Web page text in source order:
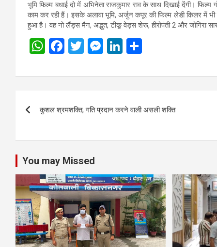
भूमि फिल्म बधाई दो में अभिनेता राजकुमार राव के साथ दिखाई देंगी।
काम कर रही हैं। इसके अलावा भूमि, अर्जुन कपूर की फिल्म लेडी किलर में भी
हुआ है। वह नो लैंड्स मैन, अद्भुत, टीकू वेड्स शेरू, हीरोपंती 2 और जोगिरा सारा
W
at
A
p
F
ce
o
k
T
tt
M
se
g
Li
ke
n
ar
navigation
कुशल श्रमशक्ति, गति प्रदान करने वाली असली शक्ति
You may Missed